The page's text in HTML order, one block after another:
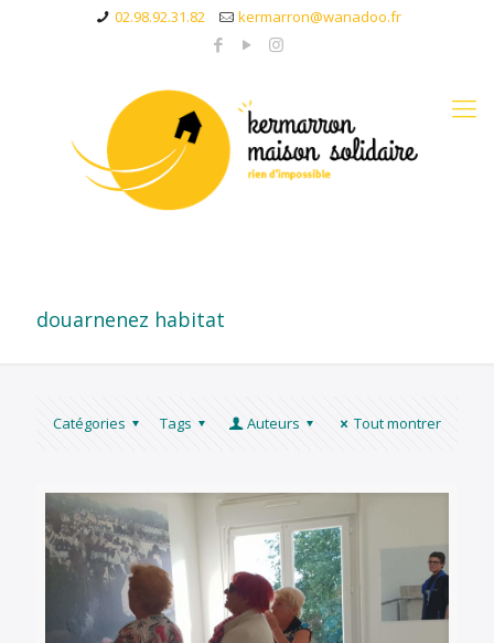
02.98.92.31.82 kermarron@wanadoo.fr
douarnenez habitat
Catégories Tags Auteurs Tout montrer